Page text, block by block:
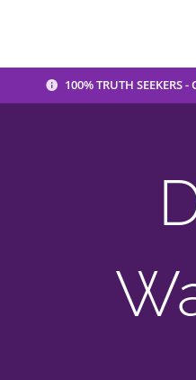
100% TRUTH SEEKERS